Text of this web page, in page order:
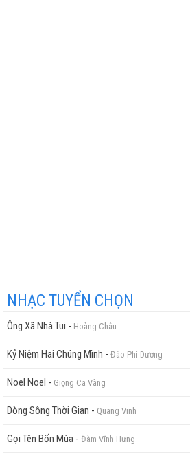
NHẠC TUYỂN CHỌN
Ông Xã Nhà Tui - Hoàng Châu
Kỷ Niệm Hai Chúng Mình - Đào Phi Dương
Noel Noel - Giọng Ca Vàng
Dòng Sông Thời Gian - Quang Vinh
Gọi Tên Bốn Mùa - Đàm Vĩnh Hưng